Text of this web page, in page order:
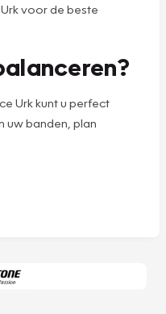
voor de beste
Urk kunt u perfect
uw banden, plan